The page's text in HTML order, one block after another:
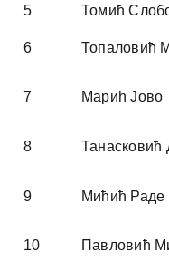
5
Томић
6 Топаловић
7 Марић Јово
8 Танасковић
9 Мићић Раде
10 Павловић